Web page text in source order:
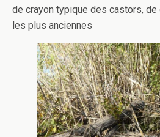
de crayon typique des castors, de
les plus anciennes